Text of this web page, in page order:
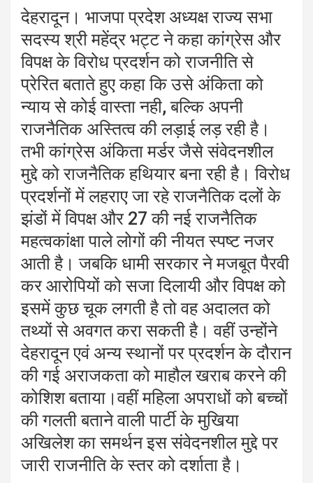
देहरादून। भाजपा प्रदेश अध्यक्ष राज्य सभा
सदस्य श्री महेंद्र भट्ट ने कहा कांग्रेस और
विपक्ष के विरोध प्रदर्शन को राजनीति से
प्रेरित बताते हुए कहा कि उसे अंकिता को
न्याय से कोई वास्ता नही, बल्कि अपनी
राजनैतिक अस्तित्व की लड़ाई लड़ रही है।
तभी कांग्रेस अंकिता मर्डर जैसे संवेदनशील
मुद्दे को राजनैतिक हथियार बना रही है। विरोध
प्रदर्शनों में लहराए जा रहे राजनैतिक दलों के
झंडों में विपक्ष और 27 की नई राजनैतिक
महत्वकांक्षा पाले लोगों की नीयत स्पष्ट नजर
आती है। जबकि धामी सरकार ने मजबूत पैरवी
कर आरोपियों को सजा दिलायी और विपक्ष को
इसमें कुछ चूक लगती है तो वह अदालत को
तथ्यों से अवगत करा सकती है। वहीं उन्होंने
देहरादून एवं अन्य स्थानों पर प्रदर्शन के दौरान
की गई अराजकता को माहौल खराब करने की
कोशिश बताया।वहीं महिला अपराधों को बच्चों
की गलती बताने वाली पार्टी के मुखिया
अखिलेश का समर्थन इस संवेदनशील मुद्दे पर
जारी राजनीति के स्तर को दर्शाता है।